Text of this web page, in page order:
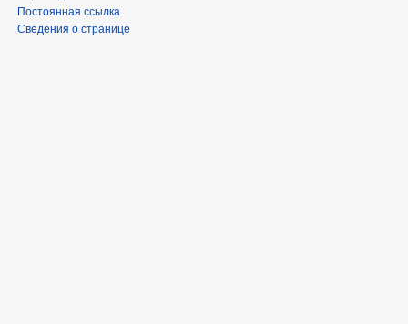
Постоянная ссылка
Сведения о странице